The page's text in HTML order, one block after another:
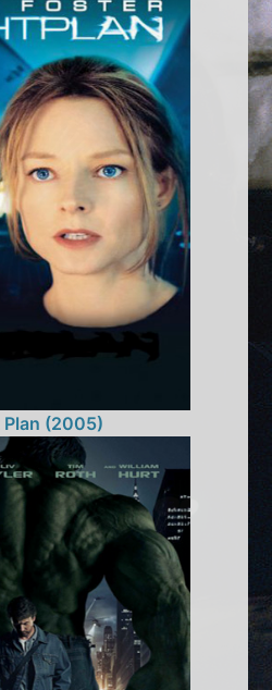
Plan (2005)